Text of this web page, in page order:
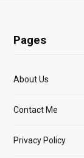
Pages
About Us
Contact Me
Privacy Policy